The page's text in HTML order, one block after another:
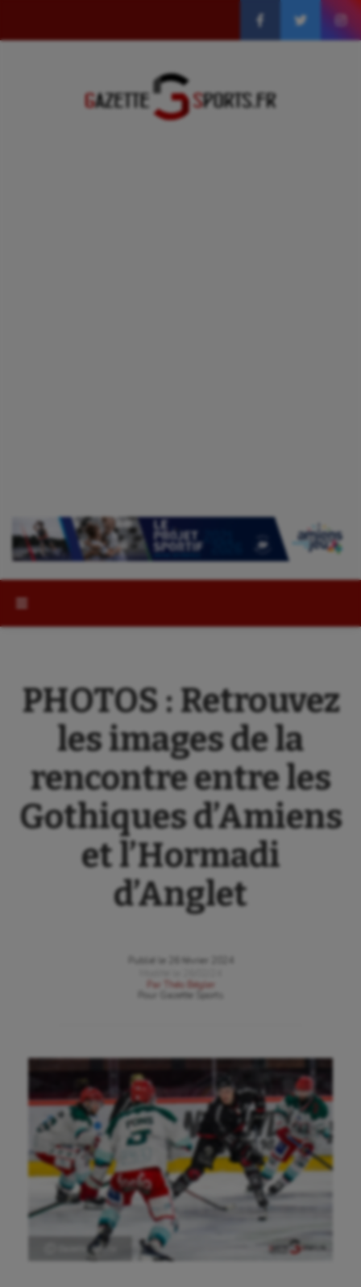
PHOTOS : Retrouvez
les images de la
rencontre entre les
Gothiques d’Amiens
et l’Hormadi
d’Anglet
Publié le
26 février 2024
Par
Théo Bégler
Gazette Sports
Ⓒ Gazette Sports